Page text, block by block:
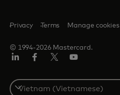
© 1994-2026 Mastercard.
Privacy Terms Manage cookies
Select
a